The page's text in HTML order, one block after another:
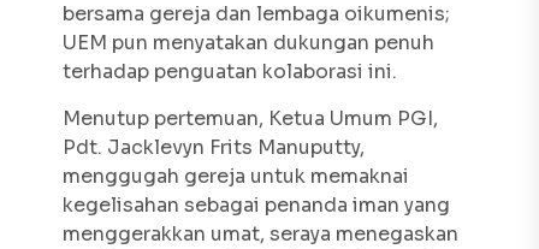
bersama gereja dan lembaga oikumenis;
UEM pun menyatakan dukungan penuh
terhadap penguatan kolaborasi ini.
Menutup pertemuan, Ketua Umum PGI,
Pdt. Jacklevyn Frits Manuputty,
menggugah gereja untuk memaknai
kegelisahan sebagai penanda iman yang
menggerakkan umat, seraya menegaskan